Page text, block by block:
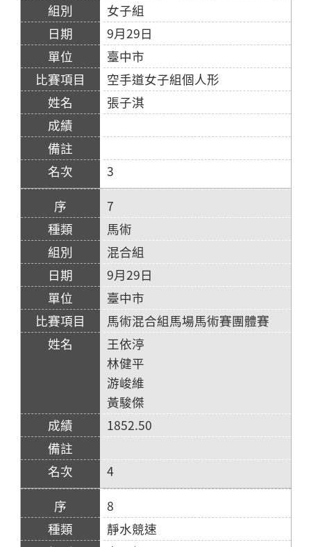
女子組
9月29日
臺中市
空手道女子組個人形
張子淇
3
7
馬術
混合組
9月29日
臺中市
馬術混合組馬場馬術賽團體賽
王依渟
林健平
游峻維
黃駿傑
1852.50
4
8
靜水競速